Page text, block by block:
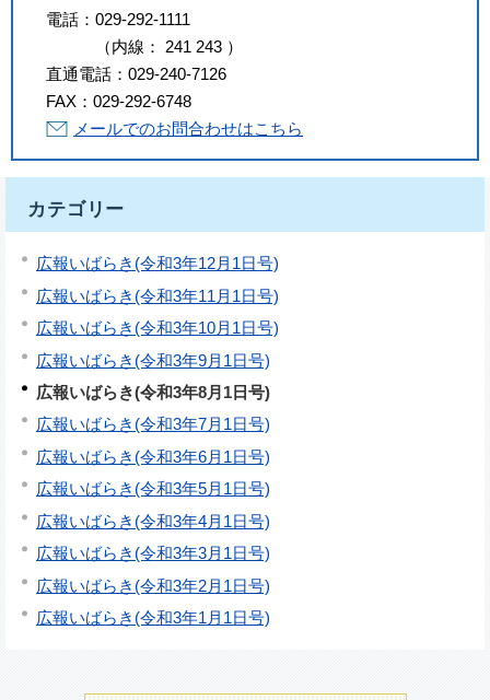
電話： 029-292-1111
（内線 ： 241 243 ）
直通電話： 029-240-7126
FAX： 029-292-6748
メールでのお問合わせはこちら
カテゴリー
広報いばらき(令和3年12月1日号)
広報いばらき(令和3年11月1日号)
広報いばらき(令和3年10月1日号)
広報いばらき(令和3年9月1日号)
広報いばらき(令和3年8月1日号)
広報いばらき(令和3年7月1日号)
広報いばらき(令和3年6月1日号)
広報いばらき(令和3年5月1日号)
広報いばらき(令和3年4月1日号)
広報いばらき(令和3年3月1日号)
広報いばらき(令和3年2月1日号)
広報いばらき(令和3年1月1日号)